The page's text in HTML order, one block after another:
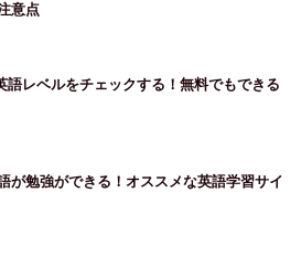
意点
語レベルをチェックする！無料でもできる
が勉強ができる！オススメな英語学習サイ